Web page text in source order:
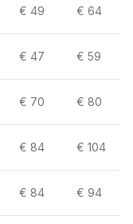
€ 49 € 64
€ 47 € 59
€ 70 € 80
€ 84 € 104
€ 84 € 94